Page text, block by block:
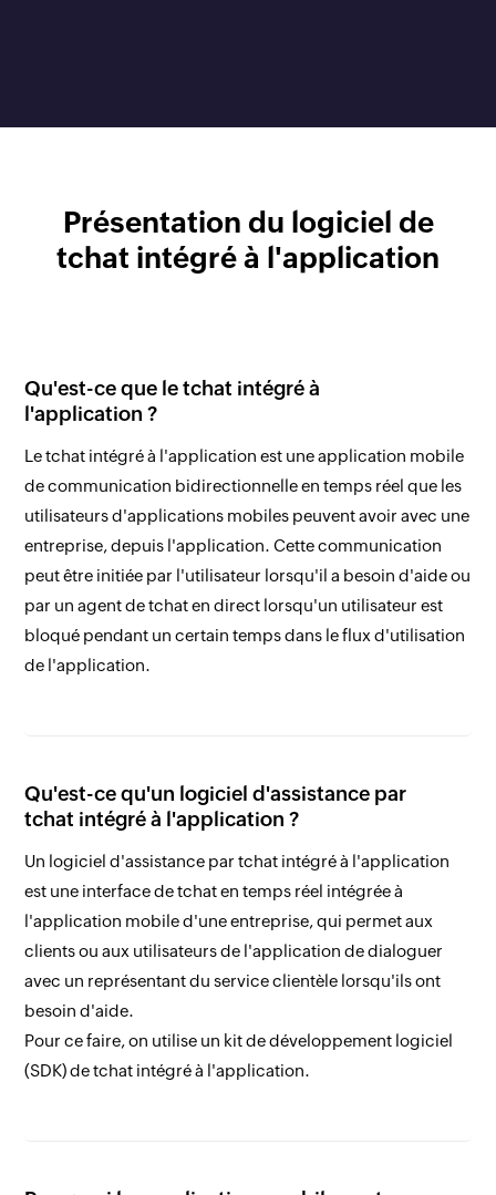
Présentation du logiciel de
tchat intégré à l'application
Qu'est-ce que le tchat intégré à
l'application ?
Le tchat intégré à l'application est une application mobile
de communication bidirectionnelle en temps réel que les
utilisateurs d'applications mobiles peuvent avoir avec une
entreprise, depuis l'application. Cette communication
peut être initiée par l'utilisateur lorsqu'il a besoin d'aide ou
par un agent de tchat en direct lorsqu'un utilisateur est
bloqué pendant un certain temps dans le flux d'utilisation
de l'application.
Qu'est-ce qu'un logiciel d'assistance par
tchat intégré à l'application ?
Un logiciel d'assistance par tchat intégré à l'application
est une interface de tchat en temps réel intégrée à
l'application mobile d'une entreprise, qui permet aux
clients ou aux utilisateurs de l'application de dialoguer
avec un représentant du service clientèle lorsqu'ils ont
besoin d'aide.
Pour ce faire, on utilise un kit de développement logiciel
(SDK) de tchat intégré à l'application.